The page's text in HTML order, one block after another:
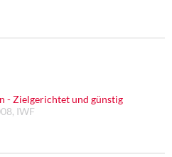
- Zielgerichtet und günstig
IWF